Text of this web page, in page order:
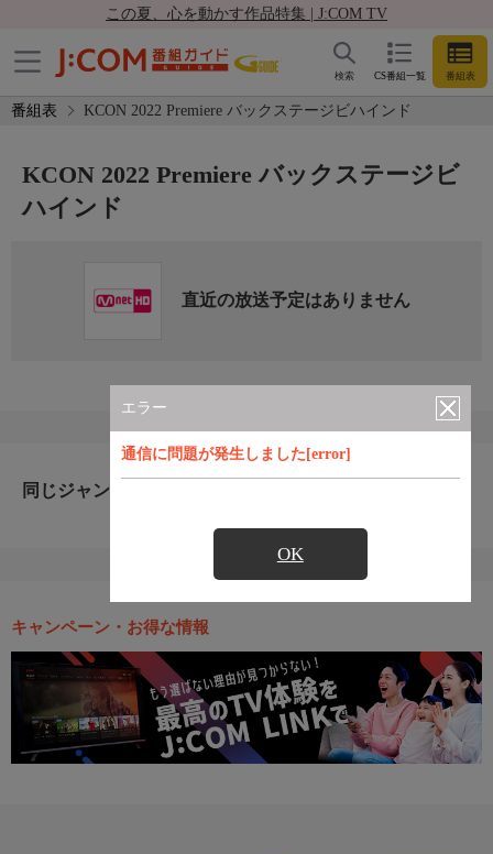
この夏、心を動かす作品特集 | J:COM TV
CS番組一覧 番組表
検索
番組表 KCON 2022 Premiere バックステージビハインド
エラー
通信に問題が発生しました[error]
OK
KCON 2022 Premiere バックステージビ
ハインド
直近の放送予定はありません
同じジャンルのおすすめ番組
キャンペーン・お得な情報